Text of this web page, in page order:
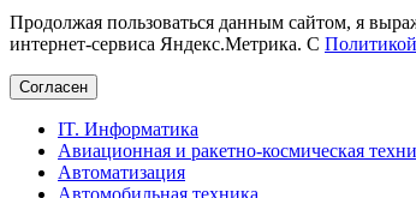
Продолжая пользоваться данным сайтом, я
интернет-сервиса Яндекс.Метрика. С
Согласен
IT. Информатика
Авиационная и ракетно-космическая
Автоматизация
Автомобильная техника